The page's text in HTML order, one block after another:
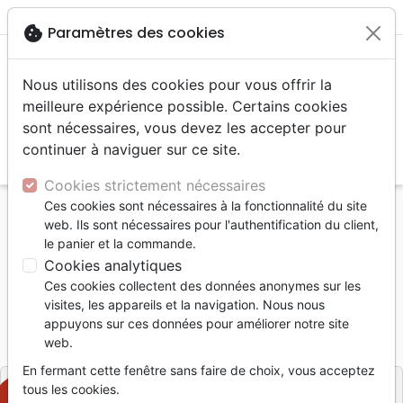
menu
Accueil Livres Etude de la Bible
Commentaires
Nouvelle Bible commentée : Livre d'Amos
Nouvelle Bible commentée : Livre
d'Amos
RéférenceVV4247 EAN9782363342478
Editeur Viens & Vois
cookie Paramètres des cookies
Nous utilisons des cookies pour vous offrir la
meilleure expérience possible. Certains cookies
sont nécessaires, vous devez les accepter pour
continuer à naviguer sur ce site.
Cookies strictement nécessaires
Ces cookies sont nécessaires à la fonctionnalité du site
web. Ils sont nécessaires pour l'authentification du client,
le panier et la commande.
Cookies analytiques
Ces cookies collectent des données anonymes sur les
visites, les appareils et la navigation. Nous nous
appuyons sur ces données pour améliorer notre site
web.
En fermant cette fenêtre sans faire de choix, vous acceptez
tous les cookies.